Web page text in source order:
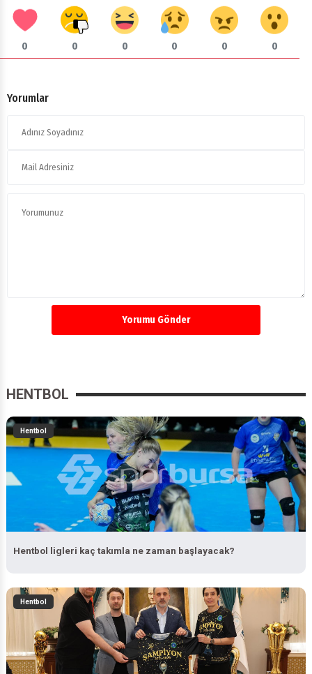
0 0 0 0 0 0
Yorumlar
Yorumu Gönder
HENTBOL
Hentbol
Hentbol ligleri kaç takımla ne zaman başlayacak?
Hentbol